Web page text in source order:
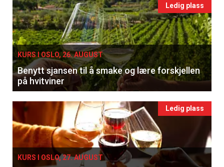
Ledig plass
KURS I OSLO, 26. AUGUST
Benytt sjansen til å smake og lære forskjellen
på hvitviner
Ledig plass
KURS I OSLO, 27. AUGUST